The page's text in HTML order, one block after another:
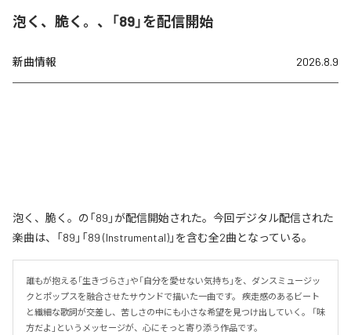
泡く、脆く。、「89」を配信開始
新曲情報 2026.8.9
泡く、脆く。の「89」が配信開始された。今回デジタル配信された
楽曲は、「89」「89 (Instrumental)」を含む全2曲となっている。
誰もが抱える「生きづらさ」や「自分を愛せない気持ち」を、ダンスミュージッ
クとポップスを融合させたサウンドで描いた一曲です。 疾走感のあるビート
と繊細な歌詞が交差し、苦しさの中にも小さな希望を見つけ出していく。 「味
方だよ」というメッセージが、心にそっと寄り添う作品です。